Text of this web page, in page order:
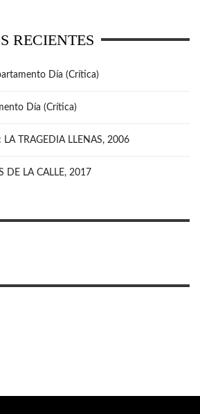
RECIENTES
Día (Crítica)
Día (Crítica)
TRAGEDIA LLENAS, 2006
DE LA CALLE, 2017